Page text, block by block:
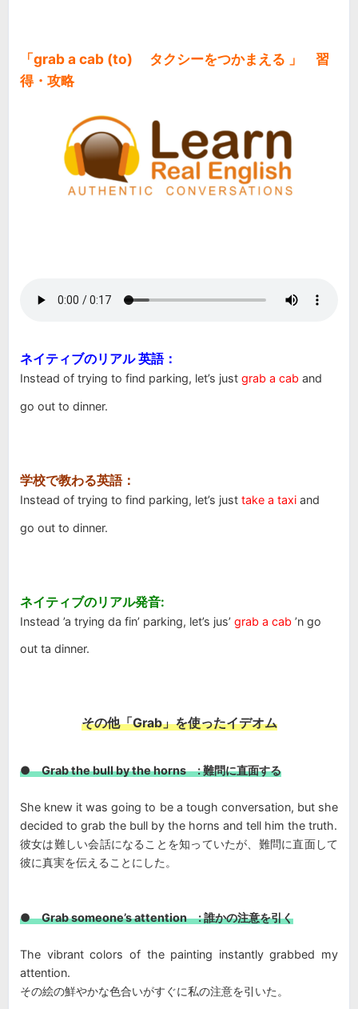
「grab a cab (to) タクシーをつかまえる 」 習
得・攻略
ネイティブのリアル 英語：
Instead of trying to find parking, let’s just grab a cab and
go out to dinner.
学校で教わる英語：
Instead of trying to find parking, let’s just take a taxi and
go out to dinner.
ネイティブのリアル発音:
Instead ’a trying da fin’ parking, let’s jus’ grab a cab ’n go
out ta dinner.
その他「Grab」を使ったイデオム
● Grab the bull by the horns : 難問に直面する
She knew it was going to be a tough conversation, but she
decided to grab the bull by the horns and tell him the truth.
彼女は難しい会話になることを知っていたが、難問に直面して
彼に真実を伝えることにした。
● Grab someone’s attention : 誰かの注意を引く
The vibrant colors of the painting instantly grabbed my
attention.
その絵の鮮やかな色合いがすぐに私の注意を引いた。